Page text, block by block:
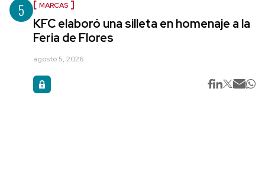
5 MARCAS
KFC elaboró una silleta en homenaje a la
Feria de Flores
agosto 5, 2026